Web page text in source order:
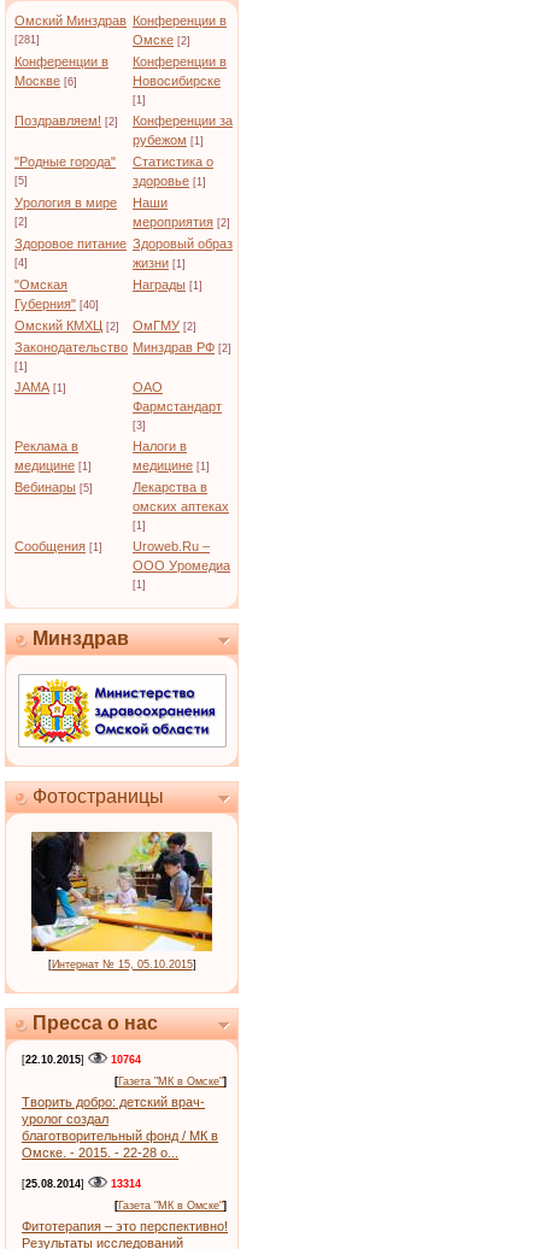
Омский Минздрав
[281]
Конференции в
Омске [2]
Конференции в
Москве [6]
Конференции в
Новосибирске
[1]
Поздравляем! [2]
Конференции за
рубежом [1]
"Родные города"
[5]
Статистика о
здоровье [1]
Урология в мире
[2]
Наши
мероприятия [2]
Здоровое питание
[4]
Здоровый образ
жизни [1]
"Омская
Губерния" [40]
Награды [1]
Омский КМХЦ [2] ОмГМУ [2]
Законодательство
[1]
Минздрав РФ [2]
JAMA [1]
ОАО
Фармстандарт
[3]
Реклама в
медицине [1]
Налоги в
медицине [1]
Вебинары [5]
Лекарства в
омских аптеках
[1]
Сообщения [1]
Uroweb.Ru –
ООО Уромедиа
[1]
Минздрав
Фотостраницы
[Интернат № 15, 05.10.2015]
Пресса о нас
[22.10.2015]
10764
[Газета "МК в Омске"]
Творить добро: детский врач-
уролог создал
благотворительный фонд / МК в
Омске. - 2015. - 22-28 о...
[25.08.2014]
13314
[Газета "МК в Омске"]
Фитотерапия – это перспективно!
Результаты исследований